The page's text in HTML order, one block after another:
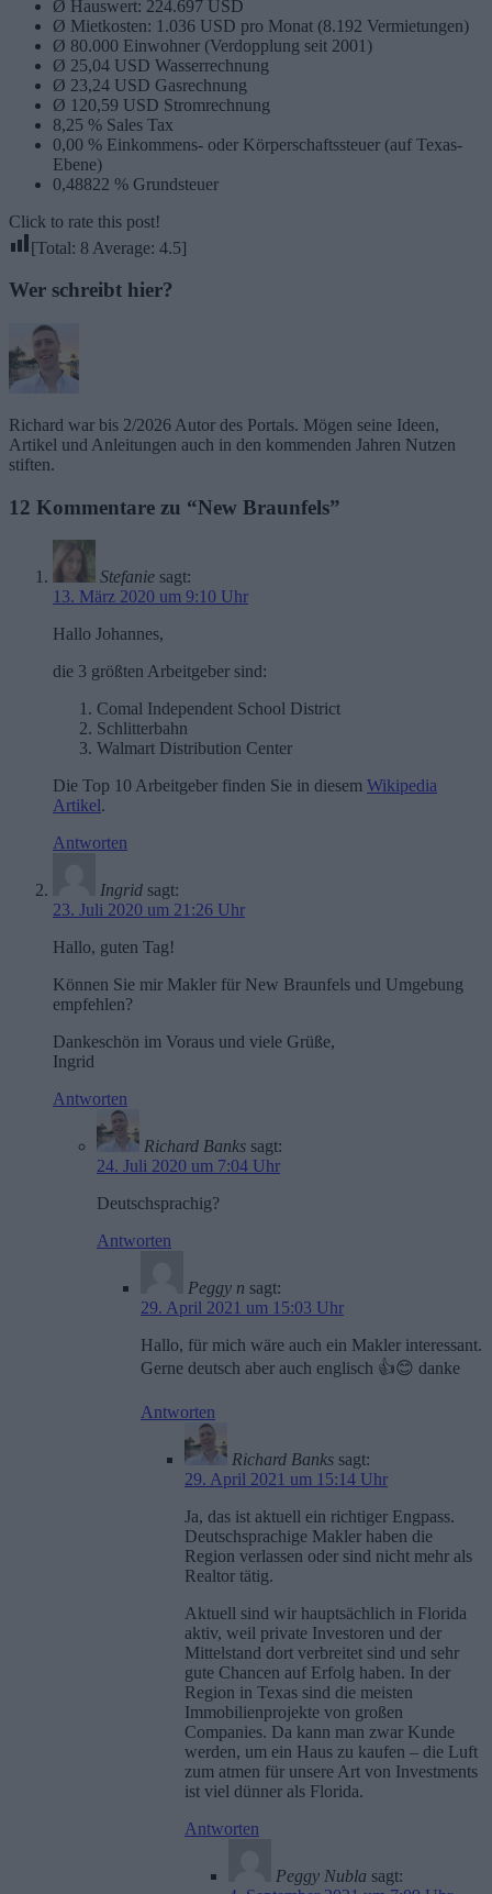
Ø Hauswert: 224.697 USD
Ø Mietkosten: 1.036 USD pro Monat (8.192 Vermietungen)
Ø 80.000 Einwohner (Verdopplung seit 2001)
Ø 25,04 USD Wasserrechnung
Ø 23,24 USD Gasrechnung
Ø 120,59 USD Stromrechnung
8,25 % Sales Tax
0,00 % Einkommens- oder Körperschaftssteuer (auf Texas-
Ebene)
0,48822 % Grundsteuer
Click to rate this post!
[Total: 8 Average: 4.5]
Wer schreibt hier?
Richard war bis 2/2026 Autor des Portals. Mögen seine Ideen,
Artikel und Anleitungen auch in den kommenden Jahren Nutzen
stiften.
12 Kommentare zu “New Braunfels”
Stefanie sagt:
13. März 2020 um 9:10 Uhr
Hallo Johannes,
die 3 größten Arbeitgeber sind:
Comal Independent School District
Schlitterbahn
Walmart Distribution Center
Die Top 10 Arbeitgeber finden Sie in diesem Wikipedia
Artikel.
Antworten
Ingrid sagt:
23. Juli 2020 um 21:26 Uhr
Hallo, guten Tag!
Können Sie mir Makler für New Braunfels und Umgebung
empfehlen?
Dankeschön im Voraus und viele Grüße,
Ingrid
Antworten
Richard Banks sagt:
24. Juli 2020 um 7:04 Uhr
Deutschsprachig?
Antworten
Peggy n sagt:
29. April 2021 um 15:03 Uhr
Hallo, für mich wäre auch ein Makler interessant.
Gerne deutsch aber auch englisch 👍😊 danke
Antworten
Richard Banks sagt:
29. April 2021 um 15:14 Uhr
Ja, das ist aktuell ein richtiger Engpass.
Deutschsprachige Makler haben die
Region verlassen oder sind nicht mehr als
Realtor tätig.
Aktuell sind wir hauptsächlich in Florida
aktiv, weil private Investoren und der
Mittelstand dort verbreitet sind und sehr
gute Chancen auf Erfolg haben. In der
Region in Texas sind die meisten
Immobilienprojekte von großen
Companies. Da kann man zwar Kunde
werden, um ein Haus zu kaufen – die Luft
zum atmen für unsere Art von Investments
ist viel dünner als Florida.
Antworten
Peggy Nubla sagt: